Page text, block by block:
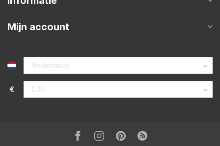
Mijn account
€